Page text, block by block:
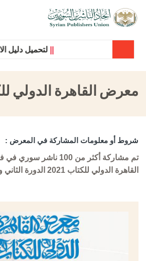
لتحميل دليل
معرض القاهرة الدولي
شروط أو معلومات المشاركة في المعرض :
تم مشاركة أكثر من 100
القاهرة الدولي للكتاب 2021 الدورة الثاني والخمسون.